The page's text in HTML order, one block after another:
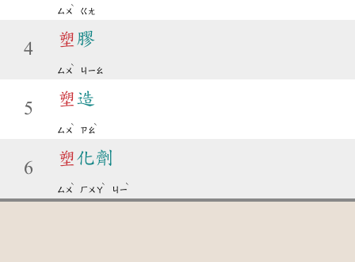
ㄙㄨ
ˋ
ㄍㄤ
4
塑膠
ㄙㄨ
ˋ
ㄐㄧㄠ
5
塑造
ㄙㄨ
ˋ
ㄗㄠ
ˋ
6
塑化劑
ㄙㄨ
ˋ
ㄏㄨㄚ
ˋ
ㄐㄧ
ˋ